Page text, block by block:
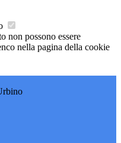
non possono essere
nella pagina della cookie